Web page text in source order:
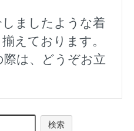
ましたような着
えております。
は、どうぞお立
検索